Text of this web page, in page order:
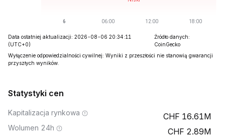
Data ostatniej aktualizacji: 2026-08-06 20:34:11
(UTC+0)
Źródło danych:
CoinGecko
Wyłączenie odpowiedzialności cywilnej: Wyniki z przeszłości nie stanowią gwarancji
przyszłych wyników.
Statystyki cen
Kapitalizacja rynkowa 16.61M
Wolumen 24h 2.89M